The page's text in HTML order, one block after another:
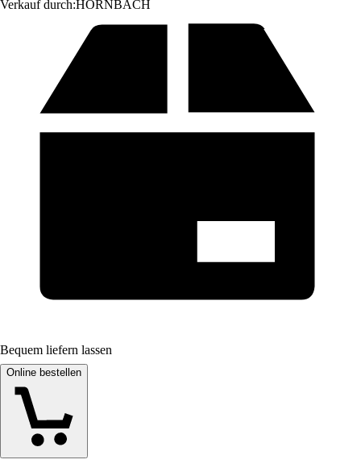
Verkauf durch:HORNBACH
Bequem liefern lassen
Online bestellen